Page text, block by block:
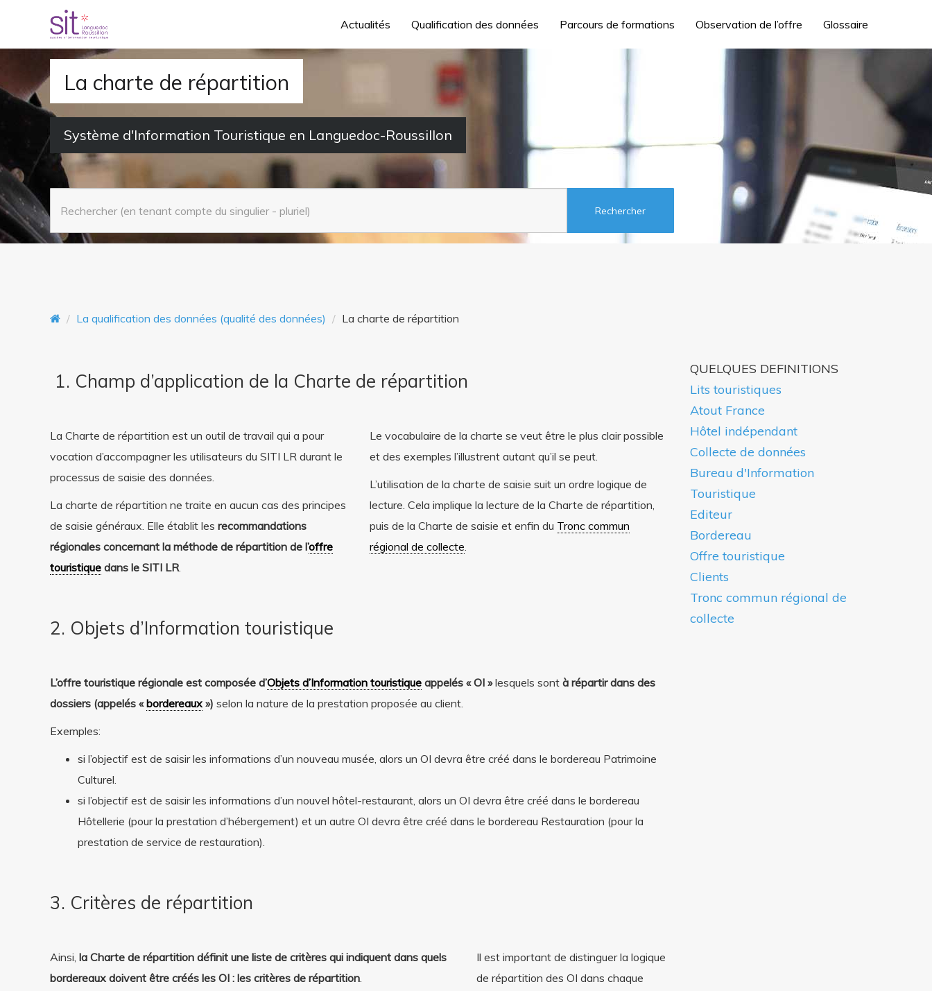
i
t
i
n
c
o
Actualités Qualification des données Parcours de formations Observation de l’offre Glossaire
La charte de répartition
Système d'Information Touristique en Languedoc-Roussillon
La qualification des données (qualité des données) La charte de répartition
1. Champ d’application de la Charte de répartition
La Charte de répartition est un outil de travail qui a pour
vocation d’accompagner les utilisateurs du SITI LR durant le
processus de saisie des données.
La charte de répartition ne traite en aucun cas des principes
de saisie généraux. Elle établit les recommandations
régionales concernant la méthode de répartition de l’offre
touristique dans le SITI LR.
Le vocabulaire de la charte se veut être le plus clair possible
et des exemples l’illustrent autant qu’il se peut.
L’utilisation de la charte de saisie suit un ordre logique de
lecture. Cela implique la lecture de la Charte de répartition,
puis de la Charte de saisie et enfin du Tronc commun
régional de collecte.
2. Objets d’Information touristique
L’offre touristique régionale est composée d’Objets d’Information touristique appelés « OI »lesquels sont à répartir dans des
dossiers (appelés «bordereaux») selon la nature de la prestation proposée au client.
Exemples:
si l’objectif est de saisir les informations d’un nouveau musée, alors un OI devra être créé dans le bordereau Patrimoine
Culturel.
si l’objectif est de saisir les informations d’un nouvel hôtel-restaurant, alors un OI devra être créé dans le bordereau
Hôtellerie (pour la prestation d’hébergement) et un autre OI devra être créé dans le bordereau Restauration (pour la
prestation de service de restauration).
3. Critères de répartition
Ainsi, la Charte de répartition définit une liste de critères qui indiquent dans quels
bordereaux doivent être créés les OI : les critères de répartition.
Il est important de distinguer la logique
de répartition des OI dans chaque
QUELQUES DEFINITIONS
Lits touristiques
Atout France
Hôtel indépendant
Collecte de données
Bureau d'Information
Touristique
Editeur
Bordereau
Offre touristique
Clients
Tronc commun régional de
collecte